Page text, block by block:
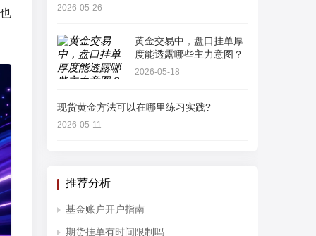
2026-05-26
黄金交易中，盘口挂单厚
度能透露哪些主力意图？
2026-05-18
现货黄金方法可以在哪里练习实践?
2026-05-11
推荐分析
基金账户开户指南
期货挂单有时间限制吗